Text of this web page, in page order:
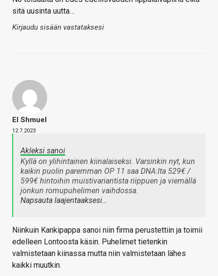
sitä uusinta uutta…
Kirjaudu sisään vastataksesi
El Shmuel
12.7.2023
Akleksi sanoi
Kyllä on ylihintainen kiinalaiseksi. Varsinkin nyt, kun
kaikin puolin paremman OP 11 saa DNA:lta 529€ /
599€ hintoihin muistivariantista riippuen ja viemällä
jonkun romupuhelimen vaihdossa.
Napsauta laajentaaksesi…
Niinkuin Kankipappa sanoi niin firma perustettiin ja toimii
edelleen Lontoosta käsin. Puhelimet tietenkin
valmistetaan kiinassa mutta niin valmistetaan lähes
kaikki muutkin.